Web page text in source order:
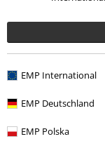
EMP International
EMP Deutschland
EMP Polska
Altre Categorie.
Band Merch Top
Band Merch Genere
Offerte % Media CDs
Band Merch